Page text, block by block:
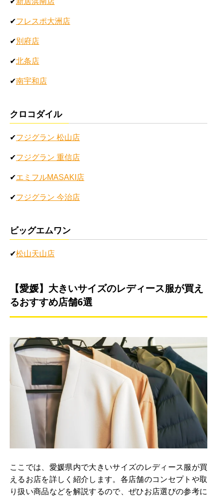
✔フレスポ大洲店
✔別府店
✔北条店
✔南宇和店
クロコダイル
✔フジグラン 松山店
✔フジグラン 重信店
✔エミフルMASAKI店
✔フジグラン 今治店
ビッグエムワン
✔松山天山店
【愛媛】大きいサイズのレディース服が買え
るおすすめ店舗6選
ここでは、愛媛県内で大きいサイズのレディース服が買
えるお店を詳しく紹介します。各店舗のコンセプトや取
り扱い商品などを解説するので、ぜひお店選びの参考に